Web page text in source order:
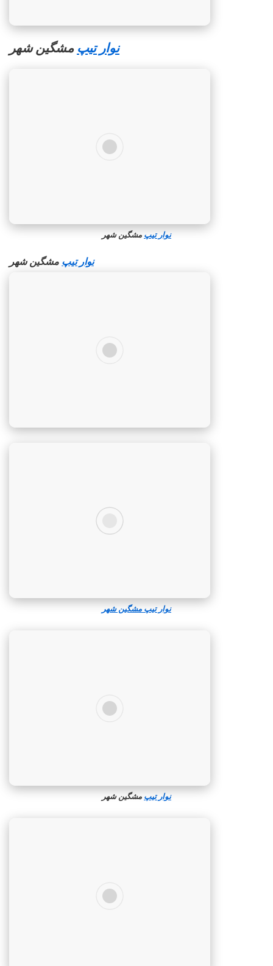
نوار تیپ مشگین‌ شهر
نوار تیپ مشگین‌ شهر
نوار تیپ مشگین‌ شهر
نوار تیپ مشگین‌ شهر
نوار تیپ مشگین‌ شهر